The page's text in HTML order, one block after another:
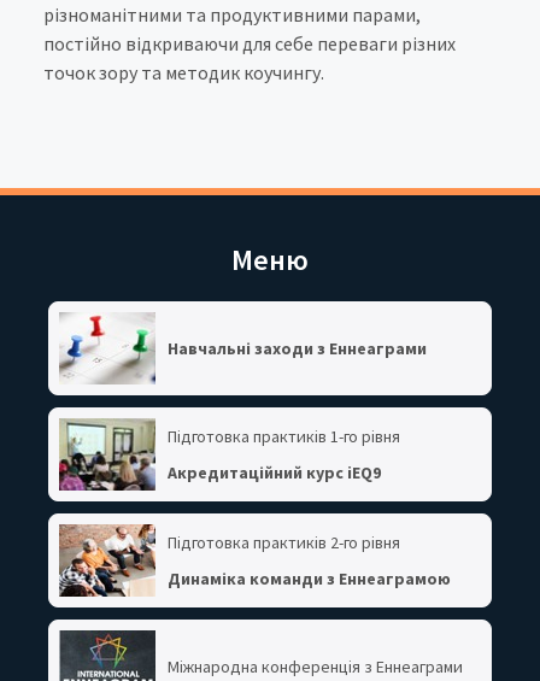
різноманітними та продуктивними парами,
постійно відкриваючи для себе переваги різних
точок зору та методик коучингу.
Меню
Навчальні заходи з Еннеаграми
Підготовка практиків 1-го рівня
Акредитаційний курс iEQ9
Підготовка практиків 2-го рівня
Динаміка команди з Еннеаграмою
Міжнародна конференція з Еннеаграми